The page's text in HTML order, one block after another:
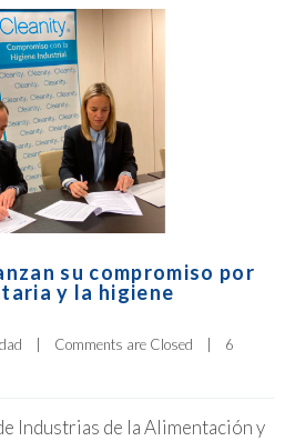
su compromiso por
y la higiene
Comments are Closed
6
Industrias de la Alimentación y